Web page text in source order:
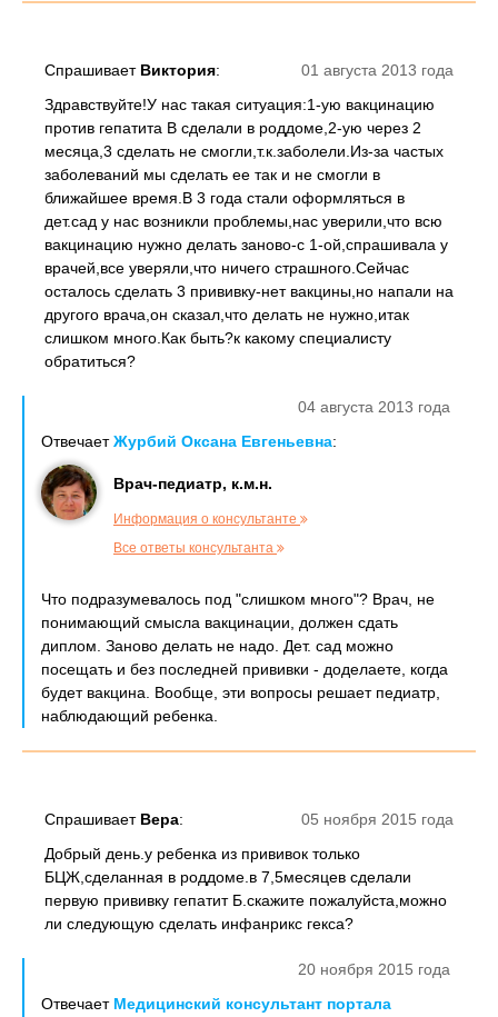
01 августа 2013 года
Спрашивает Виктория:
Здравствуйте!У нас такая ситуация:1-ую вакцинацию
против гепатита В сделали в роддоме,2-ую через 2
месяца,3 сделать не смогли,т.к.заболели.Из-за частых
заболеваний мы сделать ее так и не смогли в
ближайшее время.В 3 года стали оформляться в
дет.сад у нас возникли проблемы,нас уверили,что всю
вакцинацию нужно делать заново-с 1-ой,спрашивала у
врачей,все уверяли,что ничего страшного.Сейчас
осталось сделать 3 прививку-нет вакцины,но напали на
другого врача,он сказал,что делать не нужно,итак
слишком много.Как быть?к какому специалисту
обратиться?
04 августа 2013 года
ОтвечаетЖурбий Оксана Евгеньевна:
Врач-педиатр, к.м.н.
Информация о консультанте
Все ответы консультанта
Что подразумевалось под "слишком много"? Врач, не
понимающий смысла вакцинации, должен сдать
диплом. Заново делать не надо. Дет. сад можно
посещать и без последней прививки - доделаете, когда
будет вакцина. Вообще, эти вопросы решает педиатр,
наблюдающий ребенка.
05 ноября 2015 года
Спрашивает Вера:
Добрый день.у ребенка из прививок только
БЦЖ,сделанная в роддоме.в 7,5месяцев сделали
первую прививку гепатит Б.скажите пожалуйста,можно
ли следующую сделать инфанрикс гекса?
20 ноября 2015 года
Отвечает Медицинский консультант портала